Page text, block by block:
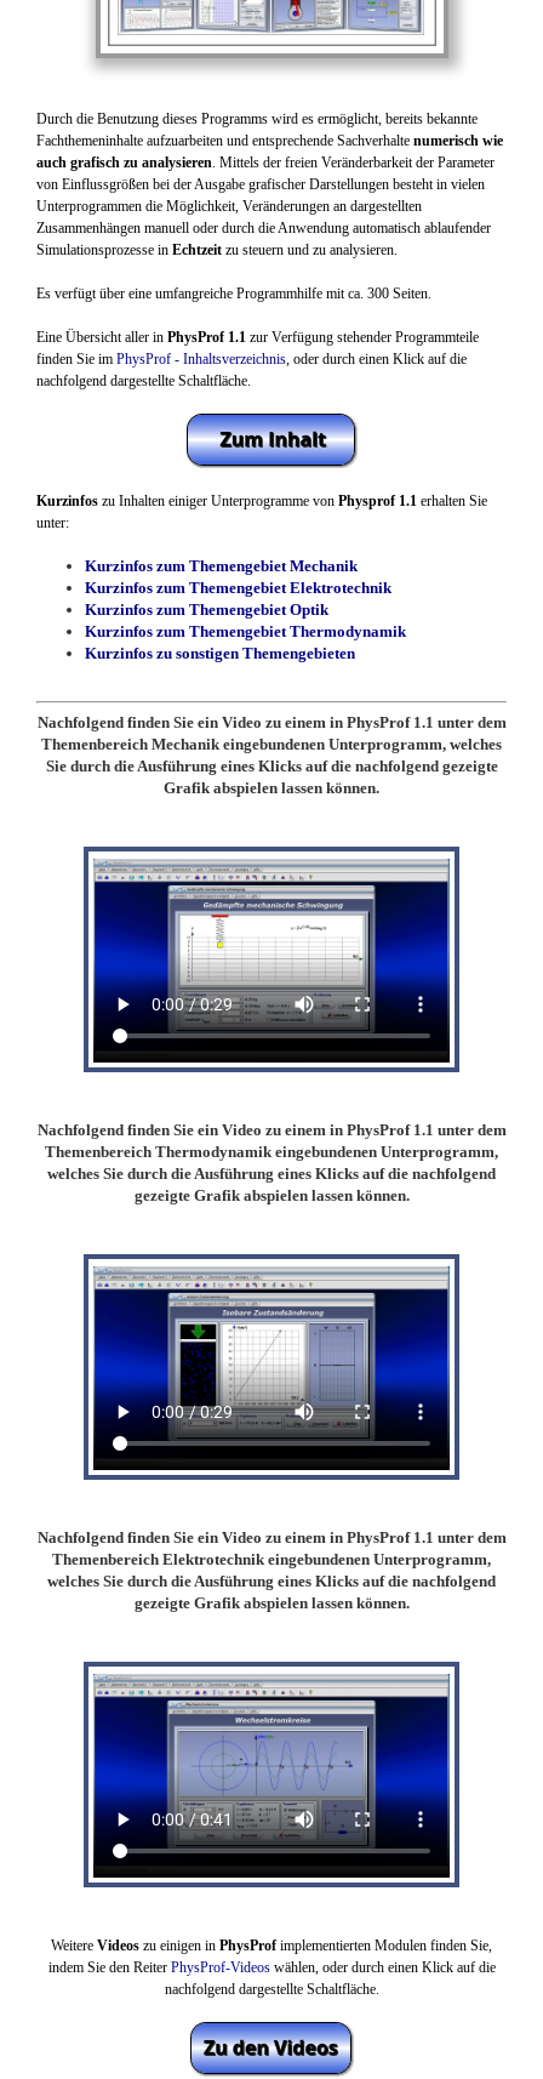
Durch die Benutzung dieses Programms wird es ermöglicht, bereits bekannte
Fachthemeninhalte aufzuarbeiten und entsprechende Sachverhalte numerisch wie
auch grafisch zu analysieren. Mittels der freien Veränderbarkeit der Parameter
von Einflussgrößen bei der Ausgabe grafischer Darstellungen besteht in vielen
Unterprogrammen die Möglichkeit, Veränderungen an dargestellten
Zusammenhängen manuell oder durch die Anwendung automatisch ablaufender
Simulationsprozesse in Echtzeit zu steuern und zu analysieren.
Es verfügt über eine umfangreiche Programmhilfe mit ca. 300 Seiten.
Eine Übersicht aller in PhysProf 1.1 zur Verfügung stehender Programmteile
finden Sie im PhysProf - Inhaltsverzeichnis, oder durch einen Klick auf die
nachfolgend dargestellte Schaltfläche.
Kurzinfos zu Inhalten einiger Unterprogramme von Physprof 1.1 erhalten Sie
unter:
Kurzinfos zum Themengebiet Mechanik
Kurzinfos zum Themengebiet Elektrotechnik
Kurzinfos zum Themengebiet Optik
Kurzinfos zum Themengebiet Thermodynamik
Kurzinfos zu sonstigen Themengebieten
Nachfolgend finden Sie ein Video zu einem in PhysProf 1.1 unter dem
Themenbereich Mechanik eingebundenen Unterprogramm, welches
Sie durch die Ausführung eines Klicks auf die nachfolgend gezeigte
Grafik abspielen lassen können.
Nachfolgend finden Sie ein Video zu einem in PhysProf 1.1 unter dem
Themenbereich Thermodynamik eingebundenen Unterprogramm,
welches Sie durch die Ausführung eines Klicks auf die nachfolgend
gezeigte Grafik abspielen lassen können.
Nachfolgend finden Sie ein Video zu einem in PhysProf 1.1 unter dem
Themenbereich Elektrotechnik eingebundenen Unterprogramm,
welches Sie durch die Ausführung eines Klicks auf die nachfolgend
gezeigte Grafik abspielen lassen können.
Weitere Videos zu einigen in PhysProfimplementierten Modulen finden Sie,
indem Sie den Reiter PhysProf-Videoswählen,oder durch einen Klick auf die
nachfolgend dargestellte Schaltfläche.